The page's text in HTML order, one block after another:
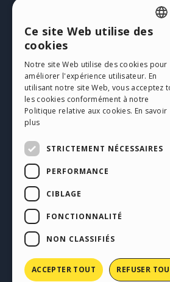
Mes Messages
Télécharger
Espace Web
Mes Crédits
Français
Copyright © 2026
Tous
IT07514640015
Conditions d'utilisation WebSite X5:
Help
Ce site contient des contenus, des
soumis par les utilisateurs et n’a qu’une
Incomedia décline toute responsabilité
omissions et du comportement de tiers en
ENGLISH
GERMAN
SPANISH
Ce site Web utilise des
cookies
Notre site Web utilise des cookies pour
améliorer l'expérience utilisateur. En
utilisant notre site Web, vous acceptez
les cookies conformément à notre
Politique relative aux cookies. En savoir
plus
STRICTEMENT NÉCESSAIRES
PERFORMANCE
CIBLAGE
FONCTIONNALITÉ
NON CLASSIFIÉS
ACCEPTER TOUT REFUSER